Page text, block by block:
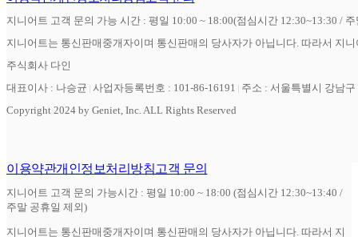
지니어트 고객 문의 가능 시간 : 평일 10:00 ~ 18:00(점심시간 12:30~13:30 /
지니어트는 통신판매중개자이며 통신판매의 당사자가 아닙니다. 따라서 지
주식회사 다인
대표이사 : 나승균 사업자등록번호 : 101-86-16191
주소 : 서울특별시 강남
Copyright 2024 by Geniet, Inc. ALL Rights Reserved
이용약관개인정보처리방침고객 문의
지니어트 고객 문의 가능시간 : 평일 10:00 ~ 18:00 (점심시간 12:30~13:40 /
주말 공휴일 제외)
지니어트는 통신판매중개자이며 통신판매의 당사자가 아닙니다. 따라서 지